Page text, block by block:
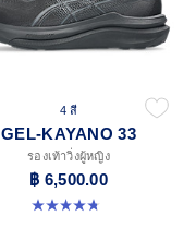
4 สี
GEL-KAYANO 33
รองเท้าวิ่งผู้หญิง
฿ 6,500.00
4.8 จาก 5 ดาว 42 รีวิว